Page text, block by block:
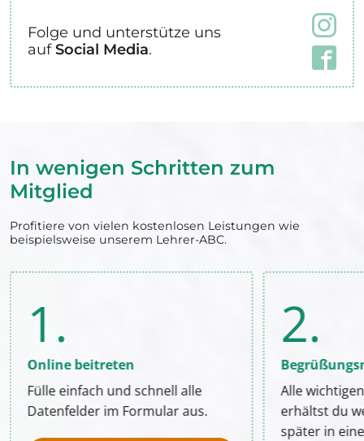
Folge und unterstütze uns
aufSocial Media.
In wenigen Schritten zum
Mitglied
Profitiere von vielen kostenlosen Leistungen wie
beispielsweise unserem Lehrer-ABC.
1.
Online beitreten
Fülle einfach und schnell alle
Datenfelder im Formular aus.
2.
Alle
erhältst du
später in